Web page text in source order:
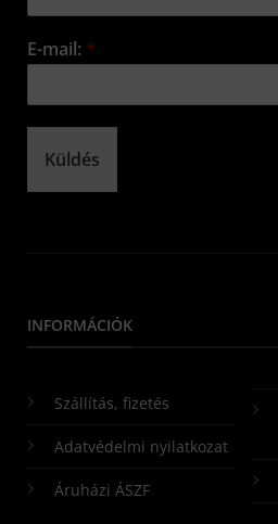
E-mail: *
Küldés
INFORMÁCIÓK
Szállítás, fizetés
Adatvédelmi nyilatkozat
Áruházi ÁSZF